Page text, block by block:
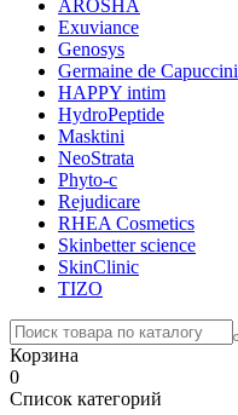
AROSHA
Exuviance
Genosys
Germaine de Capuccini
HAPPY intim
HydroPeptide
Masktini
NeoStrata
Phyto-c
Rejudicare
RHEA Cosmetics
Skinbetter science
SkinСlinic
TIZO
Корзина
0
Список категорий